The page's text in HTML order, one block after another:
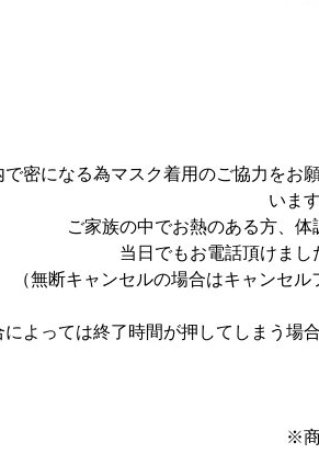
で密になる為マスク着用のご協力を
いま
ご家族の中でお熱のある方、
当日でもお電話頂けま
（無断キャンセルの場合はキャンセ
によっては終了時間が押してしまう場
※